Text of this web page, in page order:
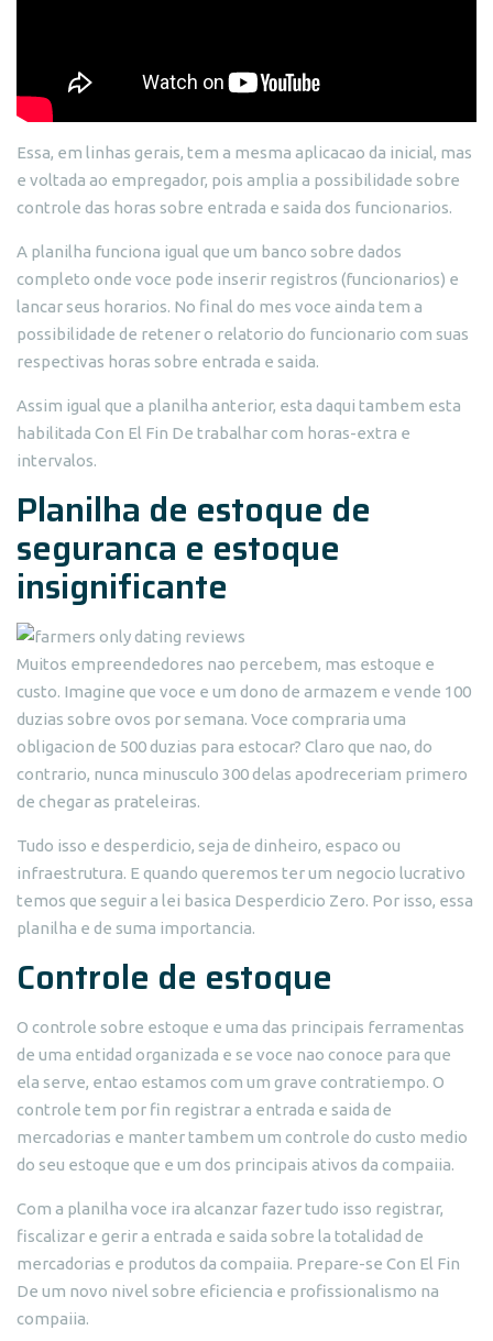
Essa, em linhas gerais, tem a mesma aplicacao da inicial, mas
e voltada ao empregador, pois amplia a possibilidade sobre
controle das horas sobre entrada e saida dos funcionarios.
A planilha funciona igual que um banco sobre dados
completo onde voce pode inserir registros (funcionarios) e
lancar seus horarios. No final do mes voce ainda tem a
possibilidade de retener o relatorio do funcionario com suas
respectivas horas sobre entrada e saida.
Assim igual que a planilha anterior, esta daqui tambem esta
habilitada Con El Fin De trabalhar com horas-extra e
intervalos.
Planilha de estoque de
seguranca e estoque
insignificante
Muitos empreendedores nao percebem, mas estoque e
custo. Imagine que voce e um dono de armazem e vende 100
duzias sobre ovos por semana. Voce compraria uma
obligacion de 500 duzias para estocar? Claro que nao, do
contrario, nunca minusculo 300 delas apodreceriam primero
de chegar as prateleiras.
Tudo isso e desperdicio, seja de dinheiro, espaco ou
infraestrutura. E quando queremos ter um negocio lucrativo
temos que seguir a lei basica Desperdicio Zero. Por isso, essa
planilha e de suma importancia.
Controle de estoque
O controle sobre estoque e uma das principais ferramentas
de uma entidad organizada e se voce nao conoce para que
ela serve, entao estamos com um grave contratiempo. O
controle tem por fin registrar a entrada e saida de
mercadorias e manter tambem um controle do custo medio
do seu estoque que e um dos principais ativos da compaiia.
Com a planilha voce ira alcanzar fazer tudo isso registrar,
fiscalizar e gerir a entrada e saida sobre la totalidad de
mercadorias e produtos da compaiia. Prepare-se Con El Fin
De um novo nivel sobre eficiencia e profissionalismo na
compaiia.